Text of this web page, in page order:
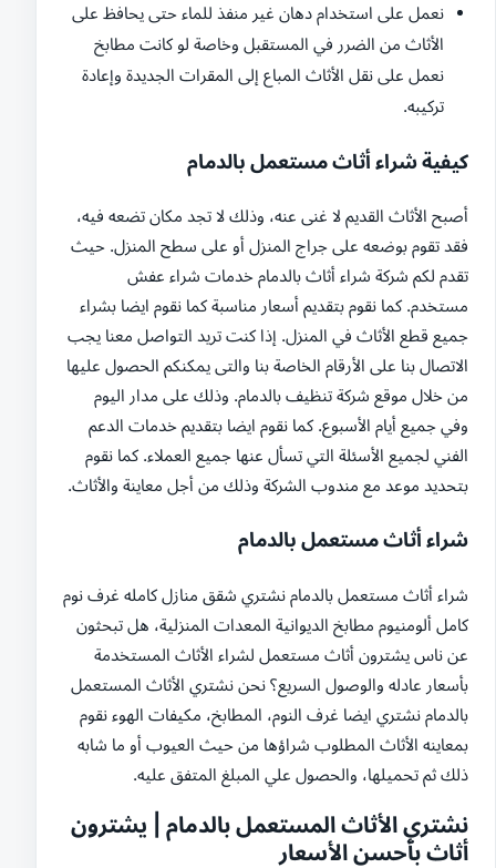
نعمل على استخدام دهان غير منفذ للماء حتى يحافظ على
الأثاث من الضرر في المستقبل وخاصة لو كانت مطابخ
نعمل على نقل الأثاث المباع إلى المقرات الجديدة وإعادة
تركيبه.
كيفية شراء أثاث مستعمل بالدمام
أصبح الأثاث القديم لا غنى عنه، وذلك لا تجد مكان تضعه فيه،
فقد تقوم بوضعه على جراج المنزل أو على سطح المنزل. حيث
تقدم لكم شركة شراء أثاث بالدمام خدمات شراء عفش
مستخدم. كما نقوم بتقديم أسعار مناسبة كما نقوم ايضا بشراء
جميع قطع الأثاث في المنزل. إذا كنت تريد التواصل معنا يجب
الاتصال بنا على الأرقام الخاصة بنا والتى يمكنكم الحصول عليها
من خلال موقع شركة تنظيف بالدمام. وذلك على مدار اليوم
وفي جميع أيام الأسبوع. كما نقوم ايضا بتقديم خدمات الدعم
الفني لجميع الأسئلة التي تسأل عنها جميع العملاء. كما نقوم
بتحديد موعد مع مندوب الشركة وذلك من أجل معاينة والأثاث.
شراء أثاث مستعمل بالدمام
شراء أثاث مستعمل بالدمام نشتري شقق منازل كامله غرف نوم
كامل ألومنيوم مطابخ الديوانية المعدات المنزلية، هل تبحثون
عن ناس يشترون أثاث مستعمل لشراء الأثاث المستخدمة
بأسعار عادله والوصول السريع؟ نحن نشتري الأثاث المستعمل
بالدمام نشتري ايضا غرف النوم، المطابخ، مكيفات الهوء نقوم
بمعاينه الأثاث المطلوب شراؤها من حيث العيوب أو ما شابه
ذلك ثم تحميلها، والحصول علي المبلغ المتفق عليه.
نشتري الأثاث المستعمل بالدمام | يشترون
أثاث بأحسن الأسعار